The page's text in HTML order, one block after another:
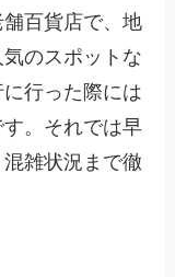
百貨店で、地
のスポットな
行った際には
。それでは早
雑状況まで徹